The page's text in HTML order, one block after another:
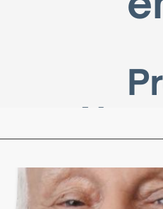
em 2025? Prepare-se
pessoas que estão
hoje